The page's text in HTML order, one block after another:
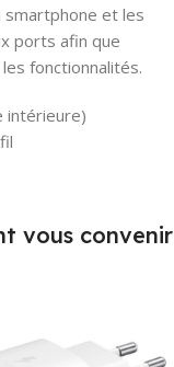
smartphone et les
ports afin que
fonctionnalités.
intérieure)
vous convenir